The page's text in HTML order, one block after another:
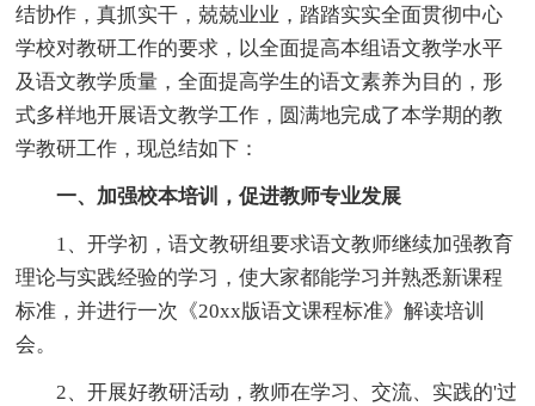
结协作，真抓实干，兢兢业业，踏踏实实全面贯彻中心
学校对教研工作的要求，以全面提高本组语文教学水平
及语文教学质量，全面提高学生的语文素养为目的，形
式多样地开展语文教学工作，圆满地完成了本学期的教
学教研工作，现总结如下：
一、加强校本培训，促进教师专业发展
1、开学初，语文教研组要求语文教师继续加强教育
理论与实践经验的学习，使大家都能学习并熟悉新课程
标准，并进行一次《20xx版语文课程标准》解读培训
会。
2、开展好教研活动，教师在学习、交流、实践的'过